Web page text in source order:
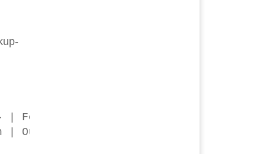
| ForEach-Object {
| Out-File